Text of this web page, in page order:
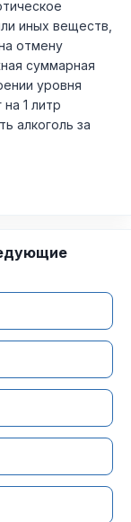
иных веществ,
отмену
суммарная
уровня
1 литр
алкоголь за